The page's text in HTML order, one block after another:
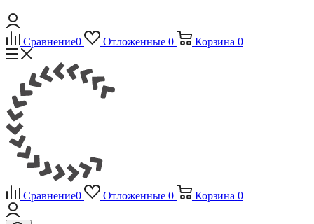
Сравнение0 Отложенные 0 Корзина 0
Сравнение0 Отложенные 0 Корзина 0